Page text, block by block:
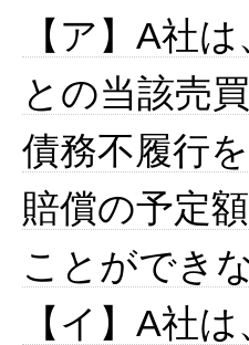
【ア】A社
との当該売
債務不履行
賠償の予定
ことができな
【イ】A社